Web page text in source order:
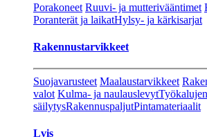
Porakoneet Ruuvi- ja mutterivääntimet
Poranterät ja laikatHylsy- ja kärkisarjat
Rakennustarvikkeet
Suojavarusteet Maalaustarvikkeet
valot Kulma- ja naulauslevytTyökalujen
säilytysRakennuspaljutPintamateriaalit
Lvis